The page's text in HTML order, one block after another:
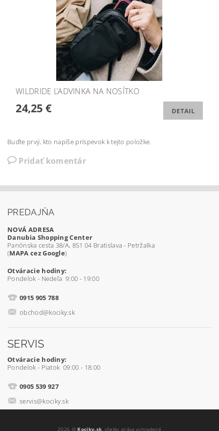
WILDRIDE ĽADVINKA NA NOSÍTKO
24,25 € DETAIL
Buďte prvý, kto napíše príspevok k tejto položke.
Pridať komentár
PREDAJŇA
NOVÁ ADRESA
Danubia Shopping Center
Panónska cesta 38/A, 851 04 Bratislava - Petržalka
(MAPA cez Google)
Otváracie hodiny:
Pondelok - Nedeľa 9:00 - 19:00
0915 905 788
obchod@kociky.sk
SERVIS
Otváracie hodiny:
Pondelok - Piatok 09:00 - 18:00
0905 539 927
servis@kociky.sk
2026 © Kociky.sk, všetky práva vyhradené